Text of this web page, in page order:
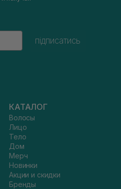
підписатись
КАТАЛОГ
Волосы
Лицо
Тело
Дом
Мерч
Новинки
Акции и скидки
Бренды